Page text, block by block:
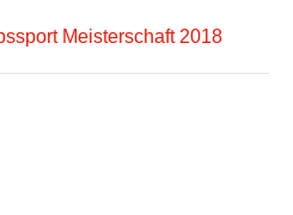
Meisterschaft 2018